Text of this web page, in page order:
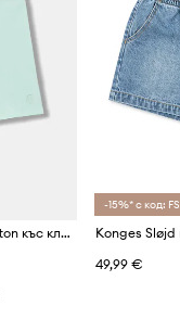
United Colors of Benetton къс клин за деца от памук с еластан
-15%* с код: FS
49,99 €